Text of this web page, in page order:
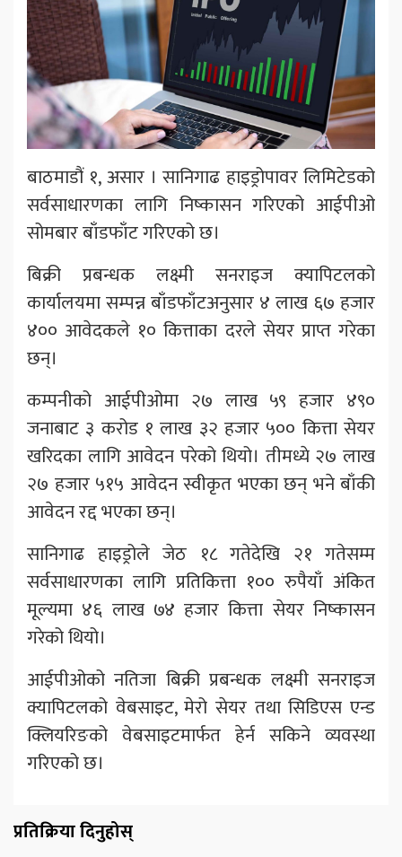
बाठमाडौं १, असार । सानिगाढ हाइड्रोपावर लिमिटेडको
सर्वसाधारणका लागि निष्कासन गरिएको आईपीओ
सोमबार बाँडफाँट गरिएको छ।
बिक्री प्रबन्धक लक्ष्मी सनराइज क्यापिटलको
कार्यालयमा सम्पन्न बाँडफाँटअनुसार ४ लाख ६७ हजार
४०० आवेदकले १० कित्ताका दरले सेयर प्राप्त गरेका
छन्।
कम्पनीको आईपीओमा २७ लाख ५९ हजार ४९०
जनाबाट ३ करोड १ लाख ३२ हजार ५०० कित्ता सेयर
खरिदका लागि आवेदन परेको थियो। तीमध्ये २७ लाख
२७ हजार ५१५ आवेदन स्वीकृत भएका छन् भने बाँकी
आवेदन रद्द भएका छन्।
सानिगाढ हाइड्रोले जेठ १८ गतेदेखि २१ गतेसम्म
सर्वसाधारणका लागि प्रतिकित्ता १०० रुपैयाँ अंकित
मूल्यमा ४६ लाख ७४ हजार कित्ता सेयर निष्कासन
गरेको थियो।
आईपीओको नतिजा बिक्री प्रबन्धक लक्ष्मी सनराइज
क्यापिटलको वेबसाइट, मेरो सेयर तथा सिडिएस एन्ड
क्लियरिङको वेबसाइटमार्फत हेर्न सकिने व्यवस्था
गरिएको छ।
प्रतिक्रिया दिनुहोस्